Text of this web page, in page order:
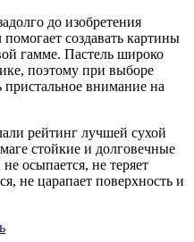
до изобретения
создавать картины
гамме. Пастель широко
поэтому при выборе
пристальное внимание на
рейтинг лучшей сухой
стойкие и долговечные
осыпается, не теряет
не царапает поверхность и